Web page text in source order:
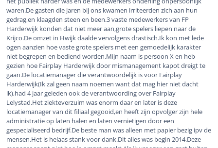
waren.De gasten die jaren bij ons kwamen irriteerden zich aan hun
gedrag,en klaagden steen en been.3 vaste medewerkers van FP
Harderwijk konden dat niet meer aan,grote spelers liepen naar de
Krijco.De omzet in Hwijk daalde vervolgens drastisch.Ik kon met lede
ogen aanzien hoe vaste grote spelers met een gemoedelijk karakter
niet begrepen en bediend worden.Mijn naam is persoon X en heb
gezien hoe Fairplay Harderwijk door mismanagement kapot dreigt te
gaan.De locatiemanager die verantwoordelijk is voor Fairplay
Harderwijk(Ik zal geen naam noemen want dat mag hier niet dacht
ik),had 4 jaar geleden ook de verantwoording over Fairplay
Lelystad.Het ziekteverzuim was enorm daar en later is deze
locatiemanager van dit filiaal gegooid,en heeft zijn opvolger zijn hele
administratie op laten halen en laten vernietigen door een
gespecialiseerd bedrijf.De beste man was alleen met papier bezig ipv de
mensen.Het is helaas stank voor dank.Dit alles was begin 2014.Deze